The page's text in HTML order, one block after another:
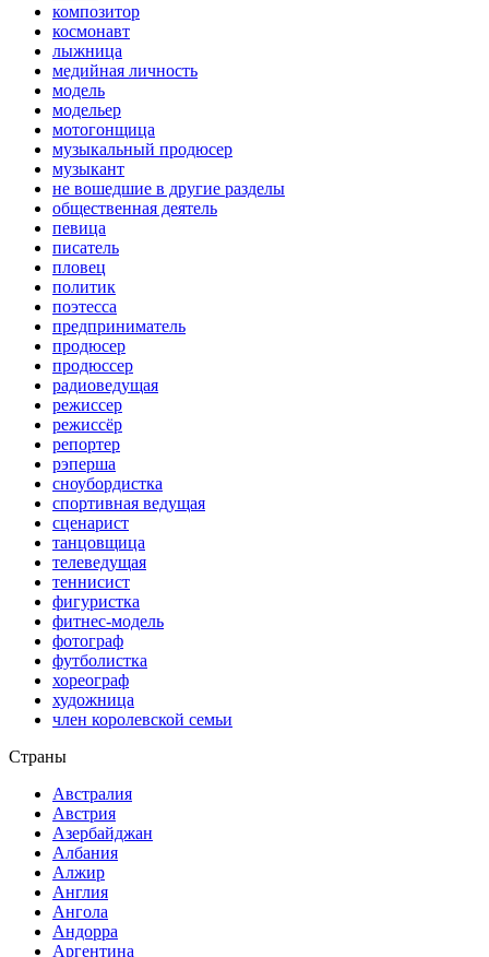
композитор
космонавт
лыжница
медийная личность
модель
модельер
мотогонщица
музыкальный продюсер
музыкант
не вошедшие в другие разделы
общественная деятель
певица
писатель
пловец
политик
поэтесса
предприниматель
продюсер
продюссер
радиоведущая
режиссер
режиссёр
репортер
рэперша
сноубордистка
спортивная ведущая
сценарист
танцовщица
телеведущая
теннисист
фигуристка
фитнес-модель
фотограф
футболистка
хореограф
художница
член королевской семьи
Страны
Австралия
Австрия
Азербайджан
Албания
Алжир
Англия
Ангола
Андорра
Аргентина